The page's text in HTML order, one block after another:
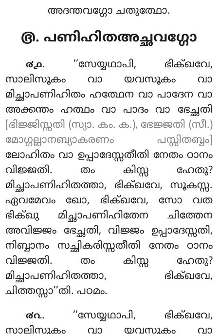
അദന്തവഗ്ഗോ ചതുത്ഥോ.
൫. പണിഹിതഅച്ഛവഗ്ഗോ
൪൧. ‘‘സേയ്യഥാപി, ഭിക്ഖവേ,
സാലിസൂകം വാ യവസൂകം വാ
മിച്ഛാപണിഹിതം ഹത്ഥേന വാ പാദേന വാ
അക്കന്തം ഹത്ഥം വാ പാദം വാ ഭേച്ഛതി
[ഭിജ്ജിസ്സതി (സ്യാ. കം. ക.), ഭേജ്ജതി (സീ.)
മോഗ്ഗല്ലാനബ്യാകരണം പസ്സിതബ്ബം]
ലോഹിതം വാ ഉപ്പാദേസ്സതീതി നേതം ഠാനം
വിജ്ജതി. തം കിസ്സ ഹേതു?
മിച്ഛാപണിഹിതത്താ, ഭിക്ഖവേ, സൂകസ്സ.
ഏവമേവം ഖോ, ഭിക്ഖവേ, സോ വത
ഭിക്ഖു മിച്ഛാപണിഹിതേന ചിത്തേന
അവിജ്ജം ഭേച്ഛതി, വിജ്ജം ഉപ്പാദേസ്സതി,
നിബ്ബാനം സച്ഛികരിസ്സതീതി നേതം ഠാനം
വിജ്ജതി. തം കിസ്സ ഹേതു?
മിച്ഛാപണിഹിതത്താ, ഭിക്ഖവേ,
ചിത്തസ്സാ’’തി. പഠമം.
൪൨. ‘‘സേയ്യഥാപി, ഭിക്ഖവേ,
സാലിസൂകം വാ യവസൂകം വാ